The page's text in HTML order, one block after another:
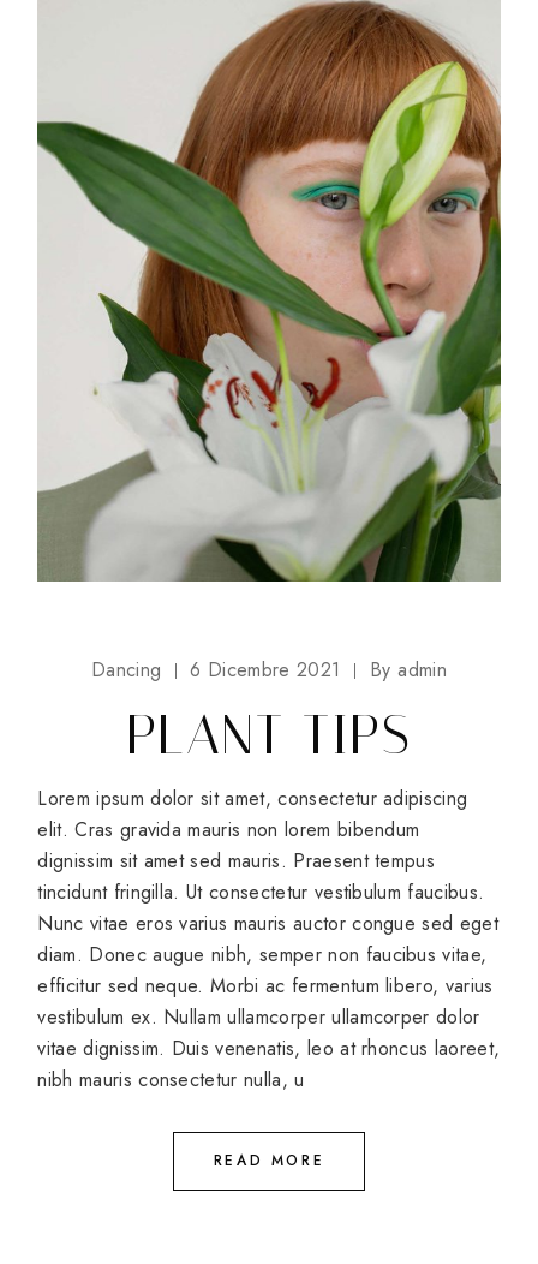
Dancing 6 Dicembre 2021 By admin
PLANT TIPS
Lorem ipsum dolor sit amet, consectetur adipiscing
elit. Cras gravida mauris non lorem bibendum
dignissim sit amet sed mauris. Praesent tempus
tincidunt fringilla. Ut consectetur vestibulum faucibus.
Nunc vitae eros varius mauris auctor congue sed eget
diam. Donec augue nibh, semper non faucibus vitae,
efficitur sed neque. Morbi ac fermentum libero, varius
vestibulum ex. Nullam ullamcorper ullamcorper dolor
vitae dignissim. Duis venenatis, leo at rhoncus laoreet,
nibh mauris consectetur nulla, u
READ MORE